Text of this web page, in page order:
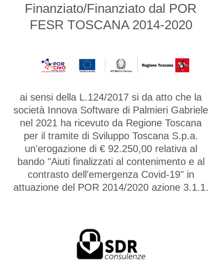
Finanziato/Finanziato dal POR
FESR TOSCANA 2014-2020
ai sensi della L.124/2017 si da atto che la
società Innova Software di Palmieri Gabriele
nel 2021 ha ricevuto da Regione Toscana
per il tramite di Sviluppo Toscana S.p.a.
un'erogazione di € 92.250,00 relativa al
bando "Aiuti finalizzati al contenimento e al
contrasto dell'emergenza Covid-19" in
attuazione del POR 2014/2020 azione 3.1.1.